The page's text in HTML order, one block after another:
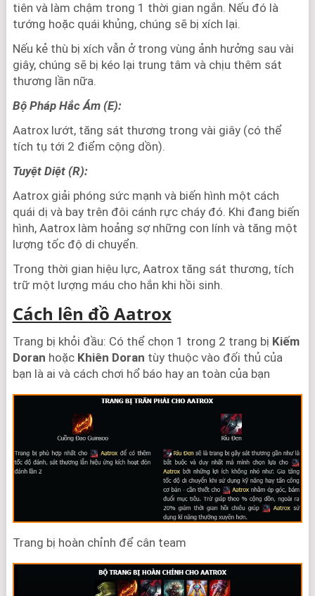
tiên và làm chậm trong 1 thời gian ngắn. Nếu đó là
tướng hoặc quái khủng, chúng sẽ bị xích lại.
Nếu kẻ thù bị xích vẫn ở trong vùng ảnh hưởng sau vài
giây, chúng sẽ bị kéo lại trung tâm và chịu thêm sát
thương lần nữa.
Bộ Pháp Hắc Ám (E):
Aatrox lướt, tăng sát thương trong vài giây (có thể
tích tụ tới 2 điểm cộng dồn).
Tuyệt Diệt (R):
Aatrox giải phóng sức mạnh và biến hình một cách
quái dị và bay trên đôi cánh rực cháy đó. Khi đang biến
hình, Aatrox làm hoảng sợ những con lính và tăng một
lượng tốc độ di chuyển.
Trong thời gian hiệu lực, Aatrox tăng sát thương, tích
trữ một lượng máu cho hắn khi hồi sinh.
Cách lên đồ Aatrox
Trang bị khỏi đầu: Có thể chọn 1 trong 2 trang bị Kiếm
Doran hoặcKhiên Doran tùy thuộc vào đối thủ của
bạn là ai và cách chơi hổ báo hay an toàn của bạn
Trang bị hoàn chỉnh để cân team